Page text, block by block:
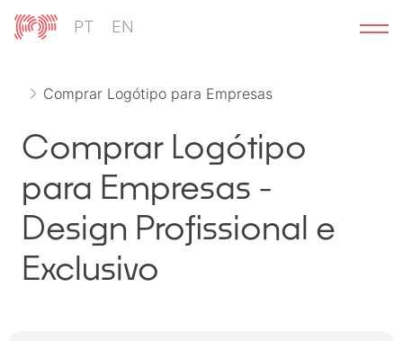
para
PT EN
Comprar Logótipo para Empresas
Comprar Logótipo
para Empresas -
Design Profissional e
Exclusivo